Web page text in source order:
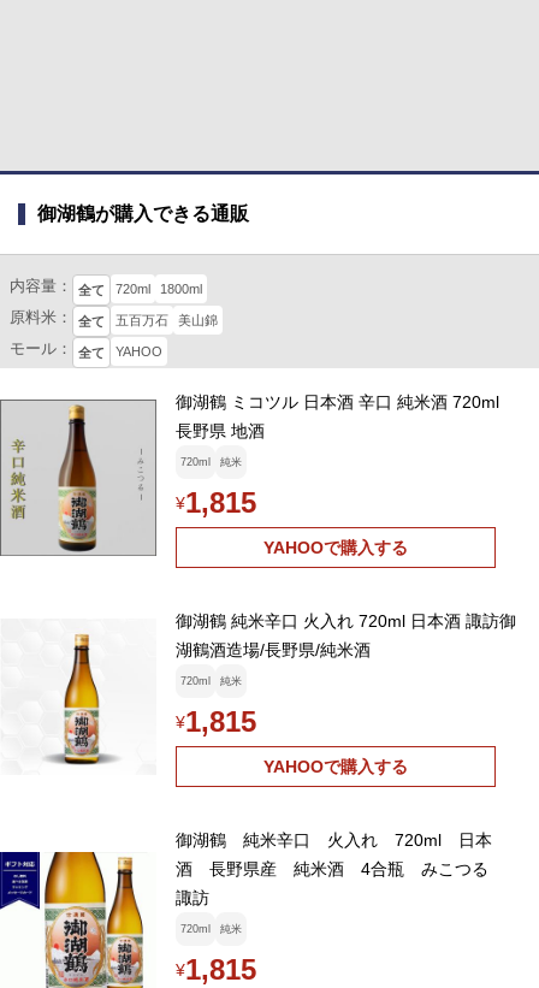
御湖鶴が購入できる通販
内容量： 全て 720ml 1800ml
原料米： 全て 五百万石 美山錦
モール： 全て YAHOO
御湖鶴 ミコツル 日本酒 辛口 純米酒 720ml
長野県 地酒
720ml 純米
¥1,815
YAHOOで購入する
御湖鶴 純米辛口 火入れ 720ml 日本酒 諏訪御
湖鶴酒造場/長野県/純米酒
720ml 純米
¥1,815
YAHOOで購入する
御湖鶴 純米辛口 火入れ 720ml 日本
酒 長野県産 純米酒 4合瓶 みこつる
諏訪
720ml 純米
¥1,815